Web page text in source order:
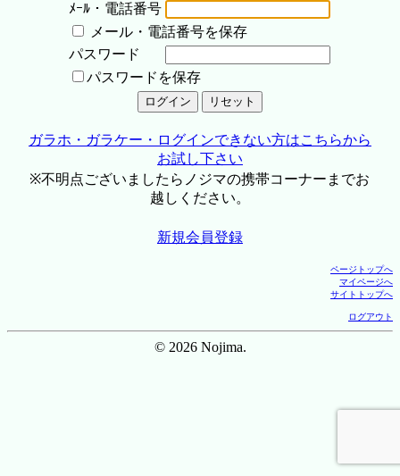
ﾒｰﾙ・電話番号
メール・電話番号を保存
パスワード
パスワードを保存
ガラホ・ガラケー・ログインできない方はこちらから
お試し下さい
※不明点ございましたらノジマの携帯コーナーまでお
越しください。
新規会員登録
ページトップへ
マイページへ
サイトトップへ
ログアウト
© 2026 Nojima.